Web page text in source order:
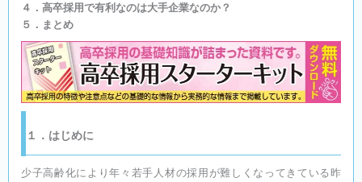
４．高卒採用で有利なのは大手企業なのか？
５．まとめ
１．はじめに
少子高齢化により年々若手人材の採用が難しくなってきている昨